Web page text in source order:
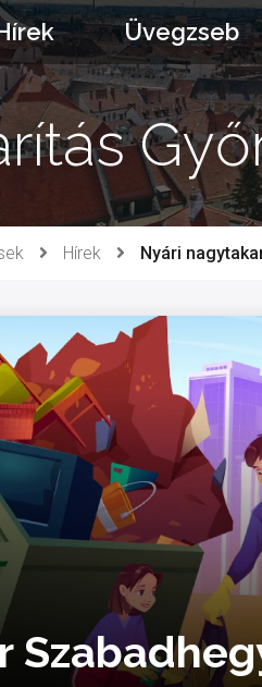
Üvegzseb
Hírek Nyári